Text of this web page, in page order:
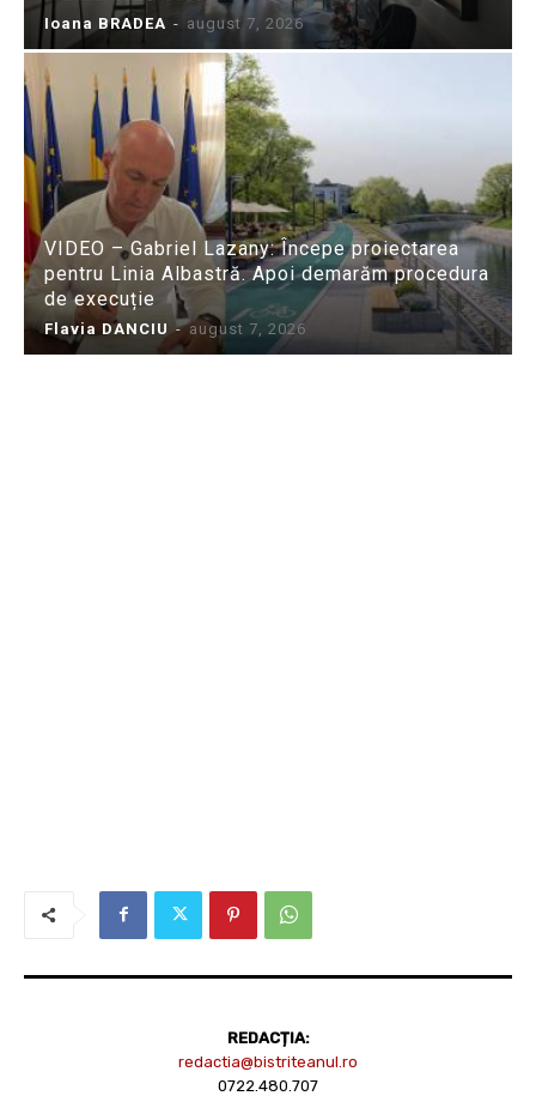
Ioana BRADEA - august 7, 2026
VIDEO – Gabriel Lazany: Începe proiectarea
pentru Linia Albastră. Apoi demarăm procedura
de execuție
Flavia DANCIU - august 7, 2026
REDACȚIA:
redactia@bistriteanul.ro
0722.480.707